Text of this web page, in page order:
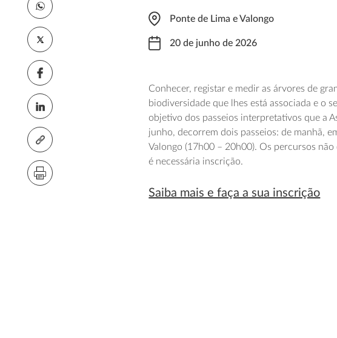
Ponte de Lima e Valongo
20 de junho de 2026
Conhecer, registar e medir as árvores de
biodiversidade que lhes está associada e o
objetivo dos passeios interpretativos que a
junho, decorrem dois passeios: de manhã,
Valongo (17h00 – 20h00). Os percursos
é necessária inscrição.
Saiba mais e faça a sua inscrição